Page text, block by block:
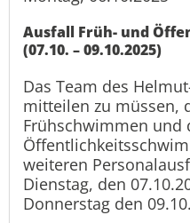
Ausfall Früh- und
(07.10. – 09.10.2025)
Das Team des
mitteilen zu müssen,
Frühschwimmen und
weiteren
Dienstag, den
Donnerstag den